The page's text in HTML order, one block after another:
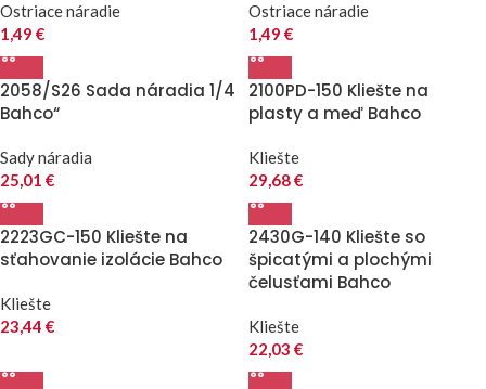
Ostriace náradie
1,49 €
Ostriace náradie
1,49 €
2058/S26 Sada náradia 1/4
Bahco“
Sady náradia
25,01 €
2100PD-150 Kliešte na
plasty a meď Bahco
Kliešte
29,68€
2223GC-150 Kliešte na
sťahovanie izolácie Bahco
Kliešte
23,44 €
2430G-140 Kliešte so
špicatými a plochými
čelusťami Bahco
Kliešte
22,03 €